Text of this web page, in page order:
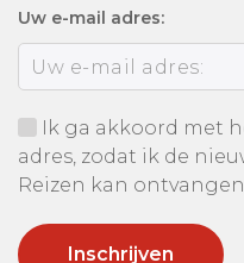
Uw e-mail adres:
Ik ga akkoord met
adres, zodat ik de
Reizen kan